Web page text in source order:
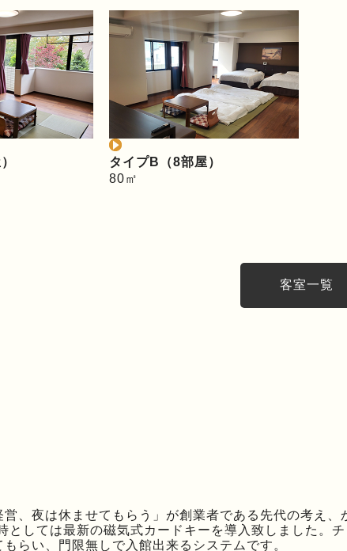
タイプB（8部屋）
80㎡
客室一覧
営、夜は休ませてもらう」が創業者である先代の考え
としては最新の磁気式カードキーを導入致しました。
らい、門限無しで入館出来るシステムです。